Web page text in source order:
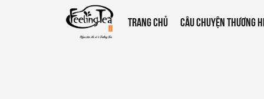
TRANG CHỦ CÂU CHUYỆN THƯƠNG